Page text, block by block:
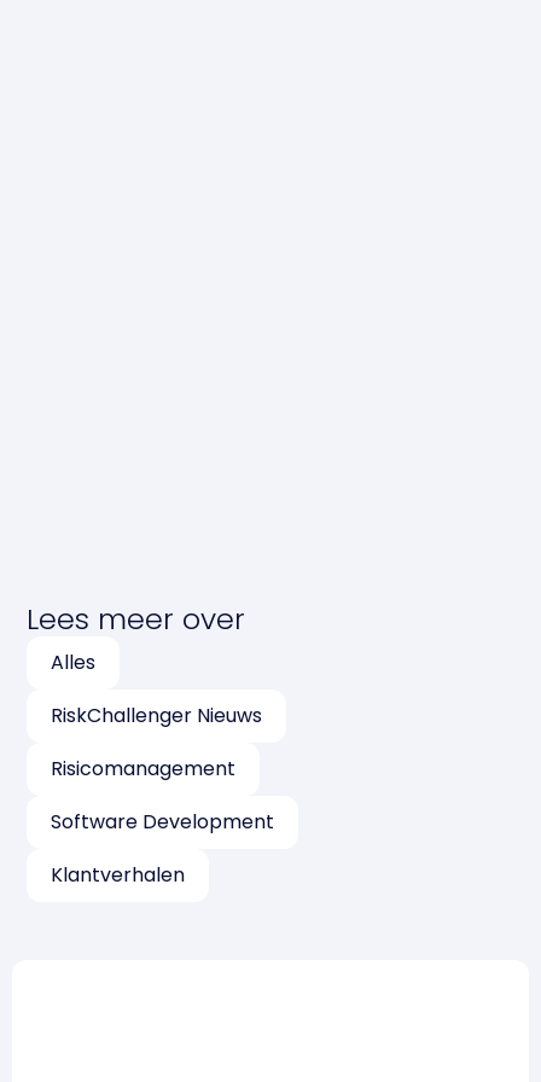
Lees meer over
Alles
RiskChallenger Nieuws
Risicomanagement
Software Development
Klantverhalen